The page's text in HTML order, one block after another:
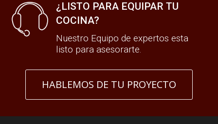
¿LISTO PARA EQUIPAR TU
COCINA?
Nuestro Equipo de expertos esta
listo para asesorarte.
HABLEMOS DE TU PROYECTO